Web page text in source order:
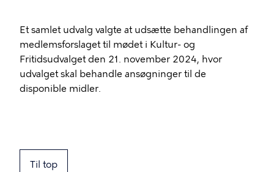
Et samlet udvalg valgte at udsætte behandlingen af
medlemsforslaget til mødet i Kultur- og
Fritidsudvalget den 21. november 2024, hvor
udvalget skal behandle ansøgninger til de
disponible midler.
Til top